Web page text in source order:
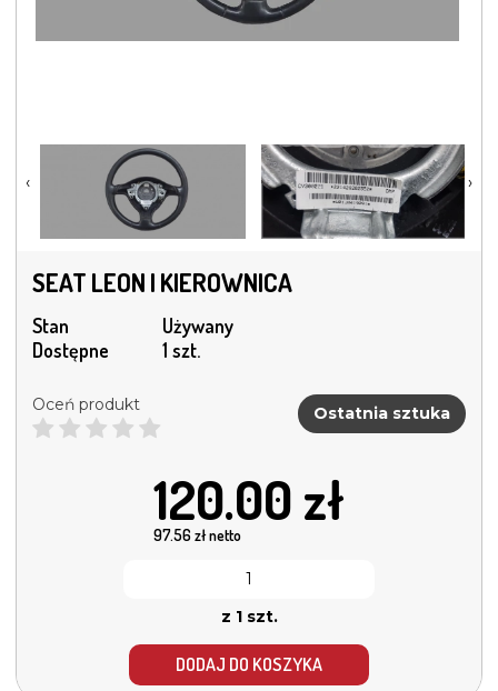
‹ ›
SEAT LEON I KIEROWNICA
Stan
Używany
Dostępne
1 szt.
Oceń produkt Ostatnia sztuka
120.00 zł
97.56zł netto
z 1 szt.
DODAJ DO KOSZYKA